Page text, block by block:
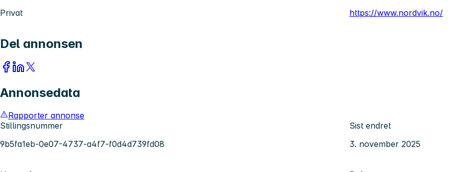
Privat
https://www.nordvik.no/
Del annonsen
Annonsedata
Rapporter annonse
Stillingsnummer
9b5fa1eb-0e07-4737-a4f7-f0d4d739fd08
Sist endret
3. november 2025